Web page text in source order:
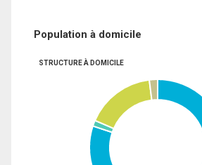
Population à domicile
STRUCTURE À DOMICILE